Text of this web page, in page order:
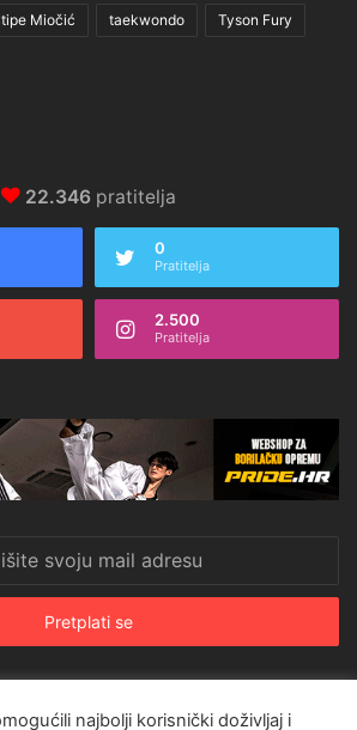
Miočić taekwondo Tyson Fury
22.346 pratitelja
0
Pratitelja
2.500
Pratitelja
najbolji korisnički doživljaj i